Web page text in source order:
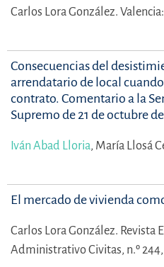
Carlos Lora González.
Consecuencias del
arrendatario de local
contrato. Comentario a la
Supremo de 21 de octubre
Iván Abad Lloria, María Llosá
El mercado de vivienda
Carlos Lora González. Revista
Administrativo Civitas, n.º 244,